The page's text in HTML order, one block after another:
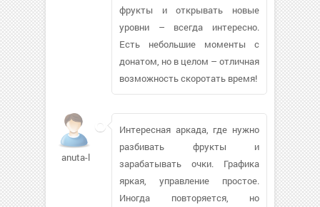
фрукты и открывать новые
уровни – всегда интересно.
Есть небольшие моменты с
донатом, но в целом – отличная
возможность скоротать время!
anuta-l
Интересная аркада, где нужно
разбивать фрукты и
зарабатывать очки. Графика
яркая, управление простое.
Иногда повторяется, но